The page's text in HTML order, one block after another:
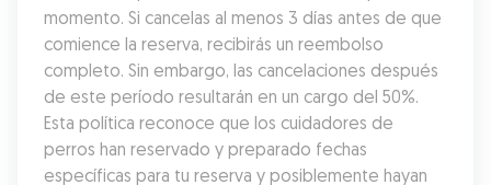
momento. Si cancelas al menos 3 días antes de que
comience la reserva, recibirás un reembolso
completo. Sin embargo, las cancelaciones después
de este período resultarán en un cargo del 50%.
Esta política reconoce que los cuidadores de
perros han reservado y preparado fechas
específicas para tu reserva y posiblemente hayan